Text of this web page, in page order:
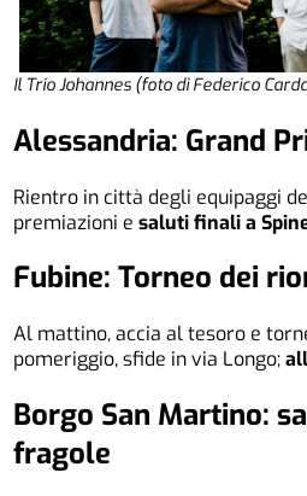
Il Trio Johannes (foto di Federico
Alessandria: Grand
Rientro in città degli equipaggi
premiazioni esaluti finali a
Fubine: Torneo dei
Al mattino, accia al tesoro e
pomeriggio, sfide in via Longo;
Borgo San Martino:
fragole